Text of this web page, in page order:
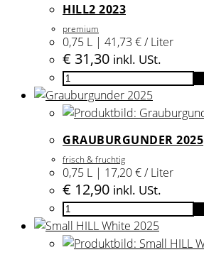
HILL2 2023
premium
0,75 L | 41,73 € / Liter
€ 31,30 inkl. USt.
HILL2
2023
quantity
GRAUBURGUNDER 2025
frisch & fruchtig
0,75 L | 17,20 € / Liter
€ 12,90 inkl. USt.
Grauburgunder
2025
quantity